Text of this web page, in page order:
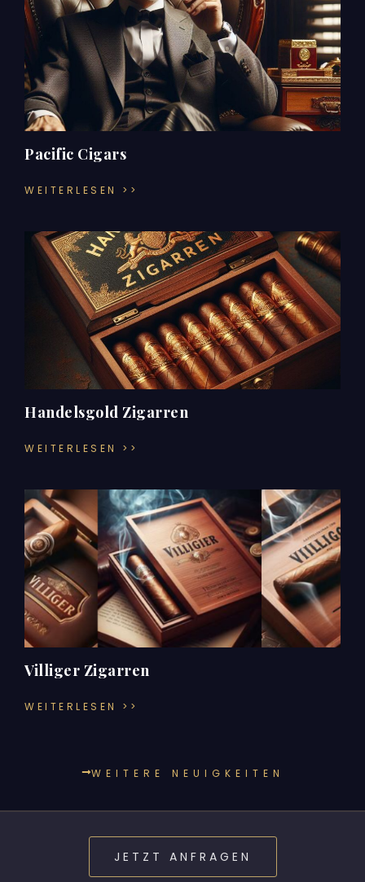
Pacific Cigars
WEITERLESEN >>
Handelsgold Zigarren
WEITERLESEN >>
Villiger Zigarren
WEITERLESEN >>
WEITERE NEUIGKEITEN
JETZT ANFRAGEN